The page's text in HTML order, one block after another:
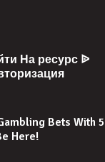
На ресурс ᐉ
Bets With
Here!